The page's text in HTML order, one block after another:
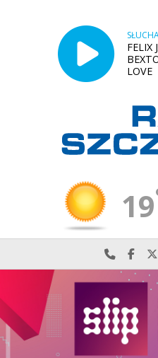
FELIX
LOVE
19